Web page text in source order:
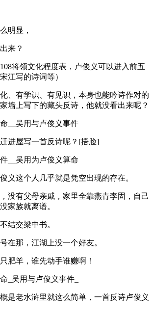
明显，
来？
将领文化程度表，卢俊义可以进入前五
江写的诗词等）
、有学识、有见识，本身也能吟诗作对的
墙上写下的藏头反诗，他就没看出来呢？
进屋写一首反诗呢？[捂脸]
义这个人几乎就是凭空出现的存在。
没有父母亲戚，家里全靠燕青李固，自己
家族就离谱。
结交梁中书。
在那，江湖上没一个好友。
肥羊，谁先动手谁赚啊！
是老水浒里就这么简单，一首反诗卢俊义